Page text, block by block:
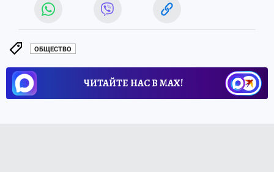
ОБЩЕСТВО
ЧИТАЙТЕ НАС В МАХ!